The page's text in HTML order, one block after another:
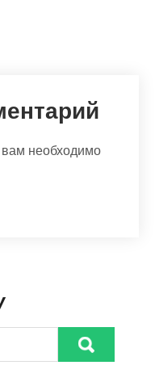
необходимо